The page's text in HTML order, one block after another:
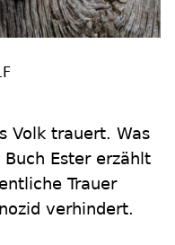
Volk trauert. Was
Ester erzählt
Trauer
verhindert.